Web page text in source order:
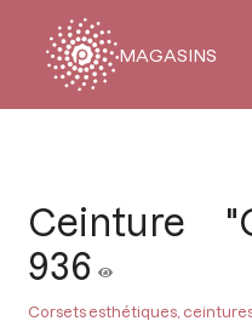
MAGASINS
Ceinture
936
Corsets esthétiques,